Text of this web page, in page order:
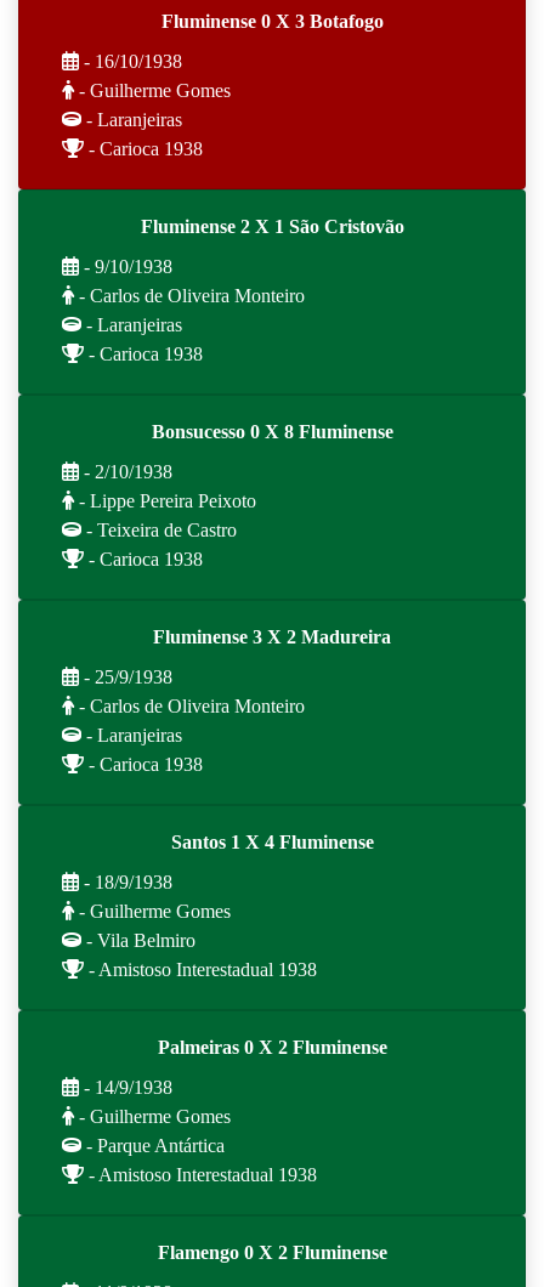
Fluminense 0 X 3 Botafogo
- 16/10/1938
- Guilherme Gomes
- Laranjeiras
- Carioca 1938
Fluminense 2 X 1 São Cristovão
- 9/10/1938
- Carlos de Oliveira Monteiro
- Laranjeiras
- Carioca 1938
Bonsucesso 0 X 8 Fluminense
- 2/10/1938
- Lippe Pereira Peixoto
- Teixeira de Castro
- Carioca 1938
Fluminense 3 X 2 Madureira
- 25/9/1938
- Carlos de Oliveira Monteiro
- Laranjeiras
- Carioca 1938
Santos 1 X 4 Fluminense
- 18/9/1938
- Guilherme Gomes
- Vila Belmiro
- Amistoso Interestadual 1938
Palmeiras 0 X 2 Fluminense
- 14/9/1938
- Guilherme Gomes
- Parque Antártica
- Amistoso Interestadual 1938
Flamengo 0 X 2 Fluminense